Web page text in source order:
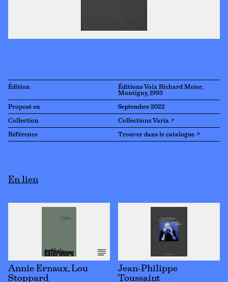
Édition
Éditions Voix Richard Meier,
Montigny, 1993
Proposé en Septembre 2022
Collection Collections Varia ↗
Référence Trouver dans le catalogue ↗
En lien
Annie Ernaux, Lou
Stoppard
Jean-Philippe
Toussaint